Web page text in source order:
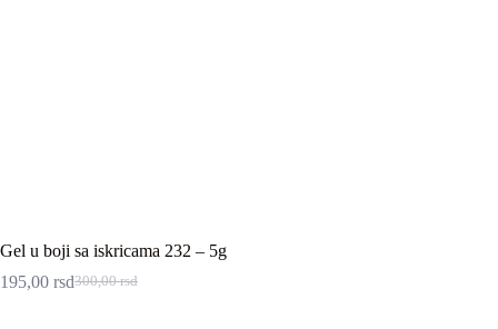
Gel u boji sa iskricama 232 – 5g
300,00rsd
Originalna
195,00 rsdTrenutna